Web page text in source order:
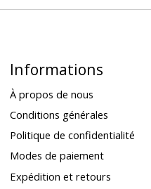
Informations
À propos de nous
Conditions générales
Politique de confidentialité
Modes de paiement
Expédition et retours